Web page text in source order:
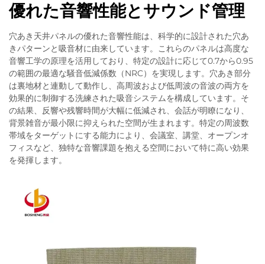
優れた音響性能とサウンド管理
穴あき天井パネルの優れた音響性能は、科学的に設計された穴あ
きパターンと吸音材に由来しています。これらのパネルは高度な
音響工学の原理を活用しており、特定の設計に応じて0.7から0.95
の範囲の最適な騒音低減係数（NRC）を実現します。穴あき部分
は裏地材と連動して動作し、高周波および低周波の音波の両方を
効果的に制御する洗練された吸音システムを構成しています。そ
の結果、反響や残響時間が大幅に低減され、会話が明瞭になり、
背景雑音が最小限に抑えられた空間が生まれます。特定の周波数
帯域をターゲットにする能力により、会議室、講堂、オープンオ
フィスなど、独特な音響課題を抱える空間において特に高い効果
を発揮します。